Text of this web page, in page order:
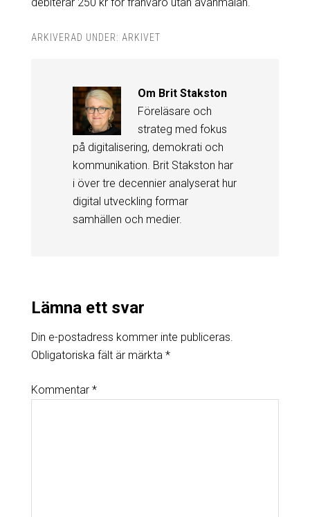
ARKIVERAD UNDER: ARKIVET
Om Brit Stakston
Föreläsare och
strateg med fokus
på digitalisering, demokrati och
kommunikation. Brit Stakston har
i över tre decennier analyserat hur
digital utveckling formar
samhällen och medier.
Lämna ett svar
Din e-postadress kommer inte publiceras.
Obligatoriska fält är märkta *
Kommentar *